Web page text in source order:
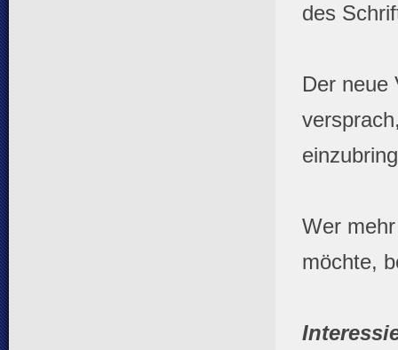
des
Der neue
Wer
möchte,